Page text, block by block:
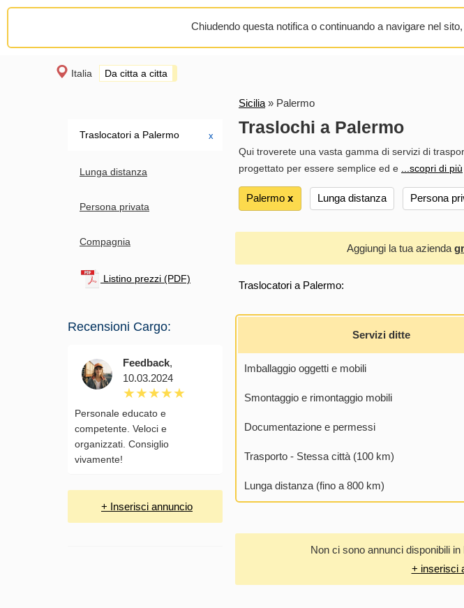
Chiudendo questa notifica o continuando a navigare nel
Italia Da citta a citta
Traslocatori a Palermo х
Lunga distanza
Persona privata
Compagnia
Listino prezzi (PDF)
Recensioni Cargo:
Feedback,
10.03.2024
Personale educato e
competente. Veloci e
organizzati. Consiglio
vivamente!
+ Inserisci annuncio
Sicilia » Palermo
Traslochi a Palermo
Qui troverete una vasta gamma di servizi di
progettato per essere semplice ed e
...scopri di più
Palermo х Lunga distanza Persona
Aggiungi la tua azienda
Traslocatori a Palermo:
Servizi ditte
Imballaggio oggetti e mobili
Smontaggio e rimontaggio mobili
Documentazione e permessi
Trasporto - Stessa città (100 km)
Lunga distanza (fino a 800 km)
Non ci sono annunci disponibili
+ inserisci